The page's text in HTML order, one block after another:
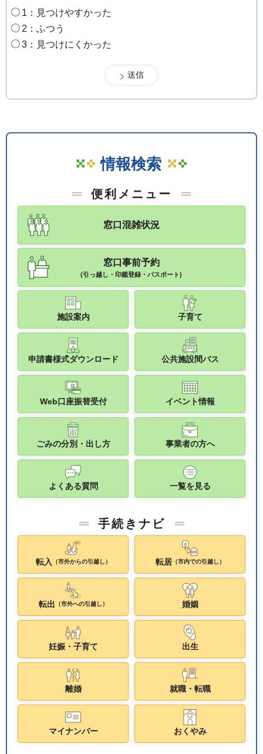
1：見つけやすかった
2：ふつう
3：見つけにくかった
情報検索
便利メニュー
窓口混雑状況
窓口事前予約
(引っ越し・印鑑登録・パスポート)
施設案内 子育て
申請書様式ダウンロード 公共施設間バス
Web口座振替受付 イベント情報
ごみの分別・出し方 事業者の方へ
よくある質問 一覧を見る
手続きナビ
転入 （市外からの引越し） 転居（市内での引越し）
転出 （市外への引越し） 婚姻
妊娠・子育て 出生
離婚 就職・転職
マイナンバー おくやみ